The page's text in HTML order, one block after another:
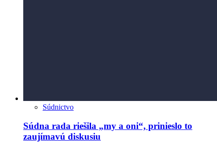
Súdnictvo
Súdna rada riešila „my a oni“, prinieslo to
zaujímavú diskusiu